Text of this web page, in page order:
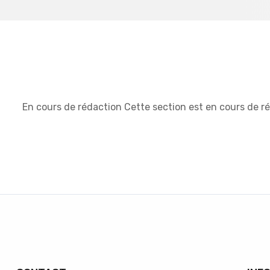
En cours de rédaction Cette section est en cours de